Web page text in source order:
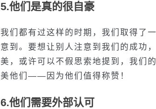
5.他们是真的很自豪
我们都有过这样的时期，我们取得了
意到。要想让别人注意到我们的成功
美，或许可以不假思索地提到，我们
美他们——因为他们值得称赞！
6.他们需要外部认可